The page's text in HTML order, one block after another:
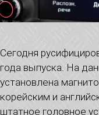
Сегодня
года выпуска. На
установлена
корейским и
штатное головное